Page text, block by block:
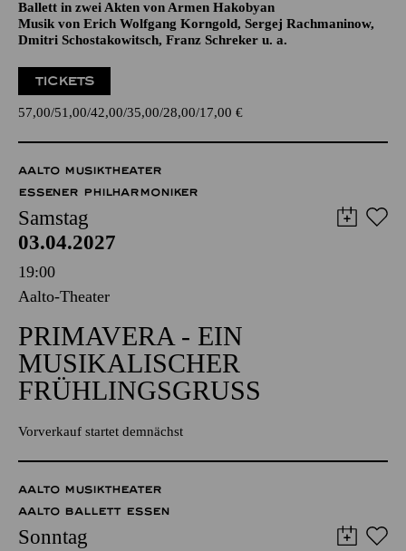
TICKETS
AALTO MUSIKTHEATER
ESSENER PHILHARMONIKER
Samstag
03.04.2027
19:00
Aalto-Theater
PRIMAVERA - EIN
MUSIKALISCHER
FRÜHLINGSGRUSS
Vorverkauf startet demnächst
AALTO MUSIKTHEATER
AALTO BALLETT ESSEN
Sonntag
04.04.2027
13:00 - 14:30